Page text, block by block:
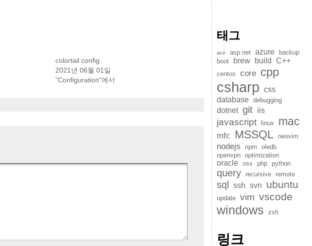
colortail config
2021년 06월 01일
"Configuration"에서
태그
ace asp.net azure
backup
boot
brew build C++
centos core cpp
csharp css
database
debugging
dotnet git iis
javascript linux mac
mfc MSSQL neovim
nodejs npm
oledb
openvpn
optimization
oracle osx php python
query recursive remote
sql ssh svn ubuntu
update vim vscode
windows zsh
링크